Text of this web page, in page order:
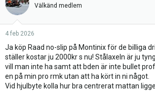
Välkänd medlem
4 feb 2026
Ja köp Raad no-slip på Montinix för de billiga
ställer kostar ju 2000kr s nu! Stålaxeln är ju
vill man inte ha samt att bden är inte bullet
en på min pro rmk utan att ha kört in ni något.
Vid hjulbyte kolla hur bra centrerat mattan